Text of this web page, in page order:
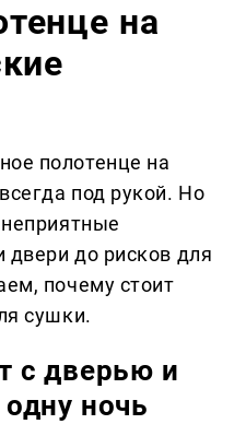
на
полотенце на
под рукой. Но
двери до рисков для
почему стоит
сушки.
с дверью и
ночь